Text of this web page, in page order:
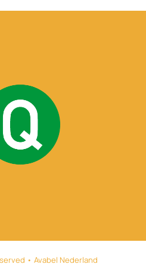
• Avabel Nederland